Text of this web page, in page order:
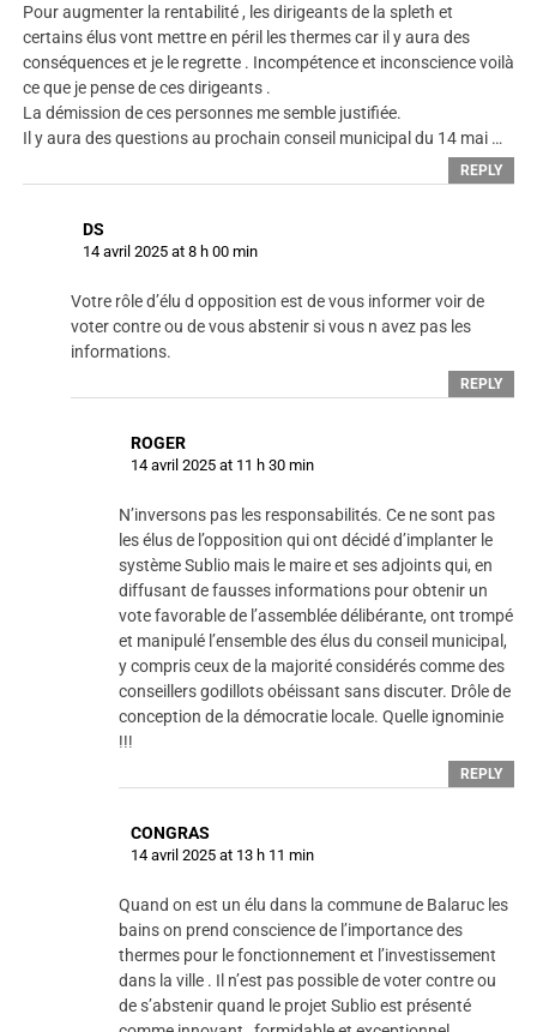
Pour augmenter la rentabilité , les dirigeants de la spleth et
certains élus vont mettre en péril les thermes car il y aura des
conséquences et je le regrette . Incompétence et inconscience voilà
ce que je pense de ces dirigeants .
La démission de ces personnes me semble justifiée.
Il y aura des questions au prochain conseil municipal du 14 mai …
REPLY
DS
14 avril 2025 at 8 h 00 min
Votre rôle d’élu d opposition est de vous informer voir de
voter contre ou de vous abstenir si vous n avez pas les
informations.
REPLY
ROGER
14 avril 2025 at 11 h 30 min
N’inversons pas les responsabilités. Ce ne sont pas
les élus de l’opposition qui ont décidé d’implanter le
système Sublio mais le maire et ses adjoints qui, en
diffusant de fausses informations pour obtenir un
vote favorable de l’assemblée délibérante, ont trompé
et manipulé l’ensemble des élus du conseil municipal,
y compris ceux de la majorité considérés comme des
conseillers godillots obéissant sans discuter. Drôle de
conception de la démocratie locale. Quelle ignominie
!!!
REPLY
CONGRAS
14 avril 2025 at 13 h 11 min
Quand on est un élu dans la commune de Balaruc les
bains on prend conscience de l’importance des
thermes pour le fonctionnement et l’investissement
dans la ville . Il n’est pas possible de voter contre ou
de s’abstenir quand le projet Sublio est présenté